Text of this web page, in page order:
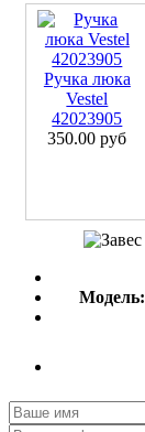
Ручка люка
Vestel
42023905
350.00 руб
Модель: